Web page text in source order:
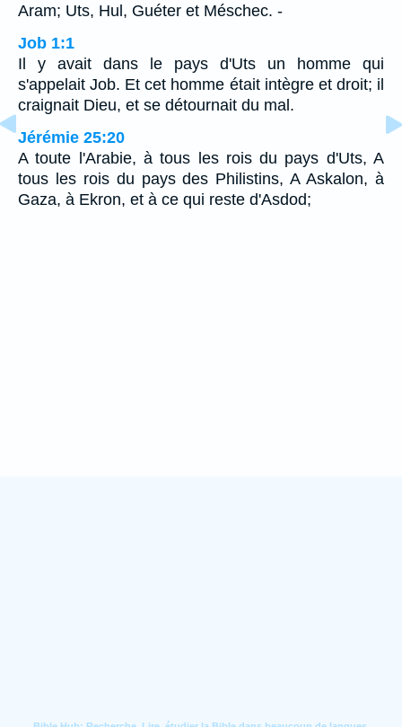
Aram; Uts, Hul, Guéter et Méschec. -
Job 1:1
Il y avait dans le pays d'Uts un homme qui
s'appelait Job. Et cet homme était intègre et droit; il
craignait Dieu, et se détournait du mal.
Jérémie 25:20
A toute l'Arabie, à tous les rois du pays d'Uts, A
tous les rois du pays des Philistins, A Askalon, à
Gaza, à Ekron, et à ce qui reste d'Asdod;